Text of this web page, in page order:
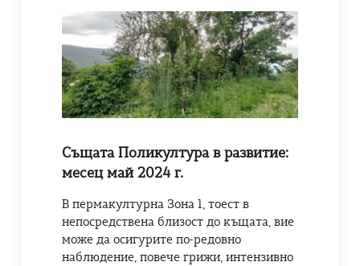
Същата Поликултура в развитие:
месец май 2024 г.
В пермакултурна Зона 1, тоест в
непосредствена близост до къщата, вие
може да осигурите по-редовно
наблюдение, повече грижи, интензивно